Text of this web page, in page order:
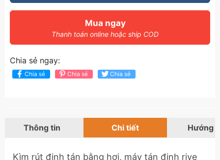
Mua ngay
Thanh toán online hoặc ship COD
Chia sẻ ngay:
Chia sẻ Chia sẻ Chia sẻ
Thông tin Chi tiết Hướng
Kìm rút đinh tán bằng hơi, máy tán đinh rive